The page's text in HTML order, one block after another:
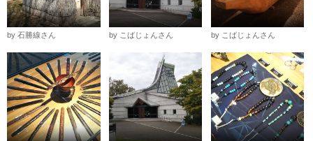
by 石勝線さん by こばじょんさん by こばじょんさん